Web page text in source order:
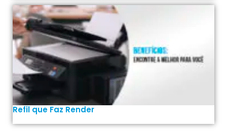
Refil que Faz Render